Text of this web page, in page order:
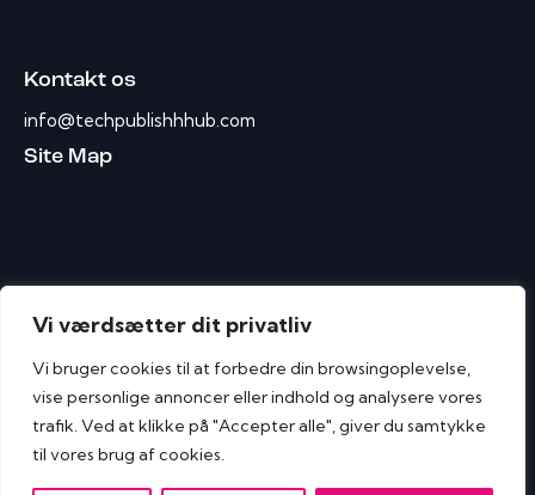
Vi værdsætter dit privatliv
Vi bruger cookies til at forbedre din browsingoplevelse,
vise personlige annoncer eller indhold og analysere vores
trafik. Ved at klikke på "Accepter alle", giver du samtykke
til vores brug af cookies.
Kontakt os
info@techpublishhhub.com
Site Map